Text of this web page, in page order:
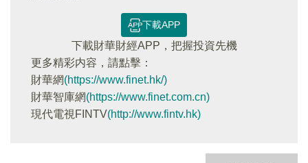
下載APP
下載財華財經APP，把握投資先機
更多精彩内容，請點擊：
財華網(https://www.finet.hk/)
財華智庫網(https://www.finet.com.cn)
現代電視FINTV(http://www.fintv.hk)